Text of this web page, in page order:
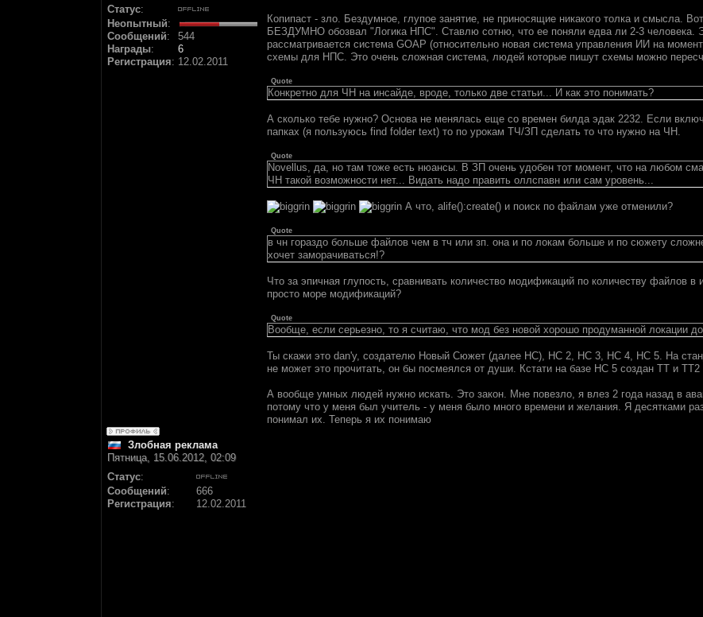
Статус:
Неопытный:
Сообщений:
544
Награды:
6
Регистрация: 12.02.2011
Копипаст - зло. Бездумное, глупое занятие, не приносящие никакого толка и смысла.
БЕЗДУМНО обозвал "Логика НПС". Ставлю сотню, что ее поняли едва ли 2-3 человека.
рассматривается система GOAP (относительно новая система управления ИИ на
схемы для НПС. Это очень сложная система, людей которые пишут схемы можно
Quote
Конкретно для ЧН на инсайде, вроде, только две статьи... И как это понимать?
А сколько тебе нужно? Основа не менялась еще со времен билда эдак 2232. Если
папках (я пользуюсь find folder text) то по урокам ТЧ/ЗП сделать то что нужно на ЧН.
Quote
Novellus, да, но там тоже есть нюансы. В ЗП очень удобен тот момент, что на любом
ЧН такой возможности нет... Видать надо править оллспавн или сам уровень...
А что, alife():create() и поиск по файлам уже отменили?
Quote
в чн гораздо больше файлов чем в тч или зп. она и по локам больше и по сюжету
хочет заморачиваться!?
Что за эпичная глупость, сравнивать количество модификаций по количеству файлов
просто море модификаций?
Quote
Вообще, если серьезно, то я считаю, что мод без новой хорошо продуманной локации
Ты скажи это dan'у, создателю Новый Сюжет (далее НС), НС 2, НС 3, НС 4, НС 5. На
не может это прочитать, он бы посмеялся от души. Кстати на базе НС 5 создан ТТ и ТТ2
А вообще умных людей нужно искать. Это закон. Мне повезло, я влез 2 года назад в
потому что у меня был учитель - у меня было много времени и желания. Я десятками
понимал их. Теперь я их понимаю
Злобная реклама
Пятница, 15.06.2012, 02:09
Статус:
Сообщений:
666
Регистрация: 12.02.2011